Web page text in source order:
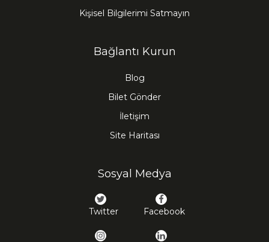
Kişisel Bilgilerimi Satmayın
Bağlantı Kurun
Blog
Bilet Gönder
İletişim
Site Haritası
Sosyal Medya
Twitter Facebook